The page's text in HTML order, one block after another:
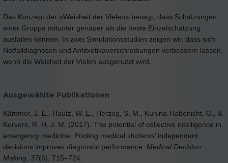
Das Konzept der «Weisheit der Vielen» besagt, dass Schätzungen
einer Gruppe mitunter genauer als die beste Einzelschätzung
ausfallen können. In zwei Simulationsstudien zeigen wir, dass sich
Notfalldiagnosen und Antibiotikaverschreibungen verbessern lassen,
wenn die Weisheit der Vielen ausgenutzt wird.
Ausgewählte Publikationen
Kämmer, J. E., Hautz, W. E., Herzog, S. M., Kunina-Habenicht, O., &
Kurvers, R. H. J. M. (2017). The potential of collective intelligence in
emergency medicine: Pooling medical students’ independent
decisions improves diagnostic performance. Medical Decision
Making, 37(6), 715–724.